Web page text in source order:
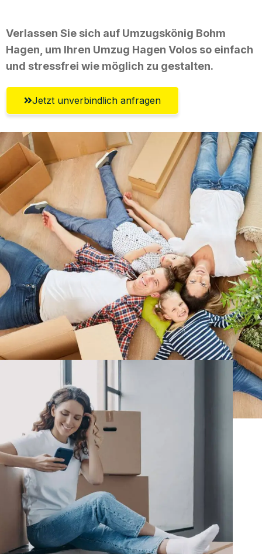
Verlassen Sie sich auf Umzugskönig Bohm
Hagen, um Ihren Umzug Hagen Volos so einfach
und stressfrei wie möglich zu gestalten.
Jetzt unverbindlich anfragen